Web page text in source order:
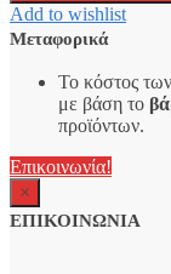
Add to wishlist
Μεταφορικά
Το κόστος
με βάση το
προϊόντων.
Επικοινωνία!
×
ΕΠΙΚΟΙΝΩΝΙΑ